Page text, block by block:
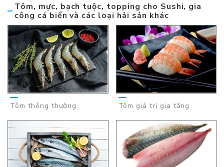
Tôm, mực, bạch tuộc, topping cho Sushi, gia
công cá biển và các loại hải sản khác
Tôm thông thường Tôm giá trị gia tăng